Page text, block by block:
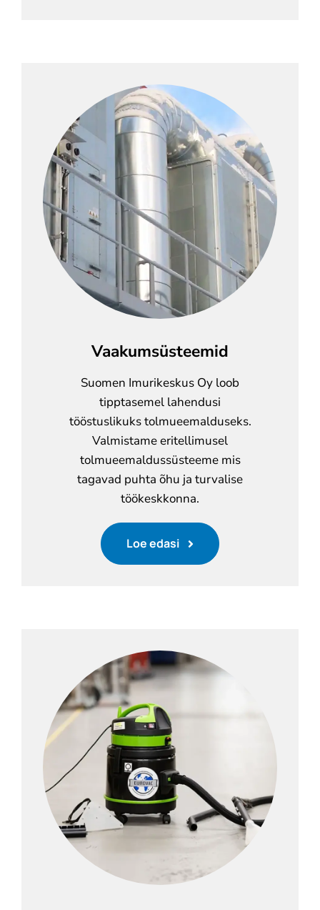
Vaakumsüsteemid
Suomen Imurikeskus Oy loob
tipptasemel lahendusi
tööstuslikuks tolmueemalduseks.
Valmistame eritellimusel
tolmueemaldussüsteeme mis
tagavad puhta õhu ja turvalise
töökeskkonna.
Loe edasi